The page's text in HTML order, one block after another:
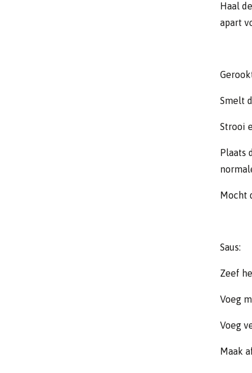
Haal
apart
Smelt
Strooi
Plaats
Mocht
Saus:
Zeef
Voeg
Voeg
Maak